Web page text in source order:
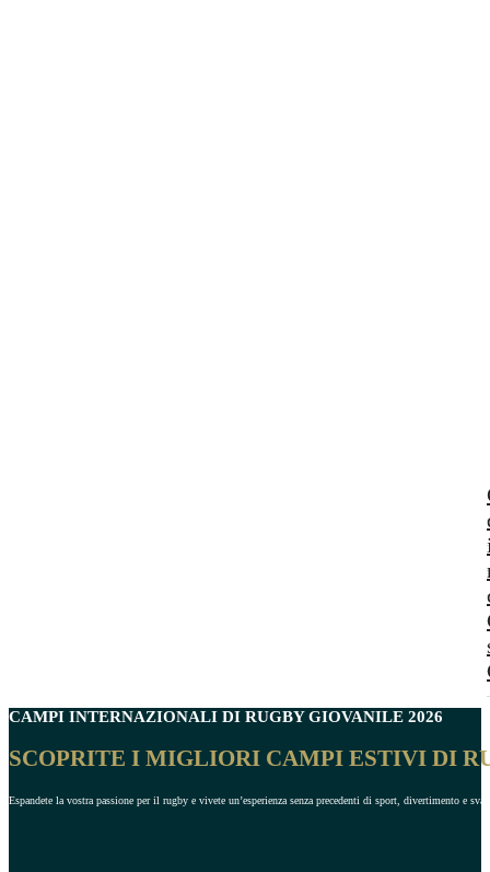
CAMPI INTERNAZIONALI DI RUGBY GIOVANILE 2026
SCOPRITE I MIGLIORI CAMPI ESTIVI DI
Espandete la vostra passione per il rugby e vivete un’esperienza senza precedenti di sport, divertimento e